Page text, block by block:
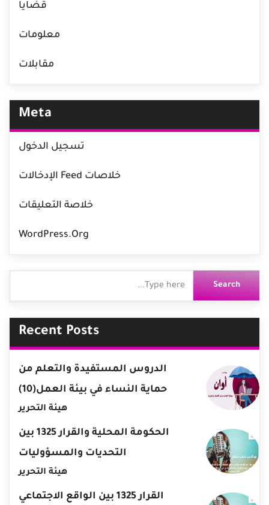
قضايا
معلومات
مقابلات
Meta
تسجيل الدخول
خلاصات Feed الإدخالات
خلاصة التعليقات
WordPress.org
Recent Posts
الدروس المستفيدة والتعلم من
حماية النساء في بيئة العمل(10)
هيئة التحرير
الحكومة المحلية والقرار 1325 بين
التحديات والمسؤوليات
هيئة التحرير
القرار 1325 بين الواقع الاجتماعي